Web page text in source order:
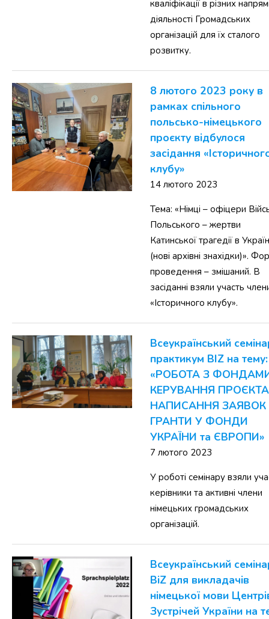
кваліфікації в різних
діяльності Громадських
організацій для їх сталого
розвитку.
8 лютого 2023 року в
рамках спільного
польсько-німецького
проєкту відбулося
засідання
клубу»
14 лютого 2023
Тема: «Німці – офіцери
Польського – жертви
Катинської трагедії в
(нові архівні знахідки)».
проведення – змішаний. В
засіданні взяли участь
«Історичного клубу».
Всеукраїнський
практикум BIZ на тему:
«РОБОТА З
КЕРУВАННЯ
НАПИСАННЯ ЗАЯВОК
ГРАНТИ У ФОНДИ
УКРАЇНИ та ЄВРОПИ»
7 лютого 2023
У роботі семінару взяли
керівники та активні члени
німецьких громадських
організацій.
Всеукраїнський
BiZ для викладачів
німецької мови
Зустрічей України на